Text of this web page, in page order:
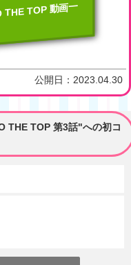
TOP 動画一
公開日： 2023.04.30
THE TOP 第3話"への初コ